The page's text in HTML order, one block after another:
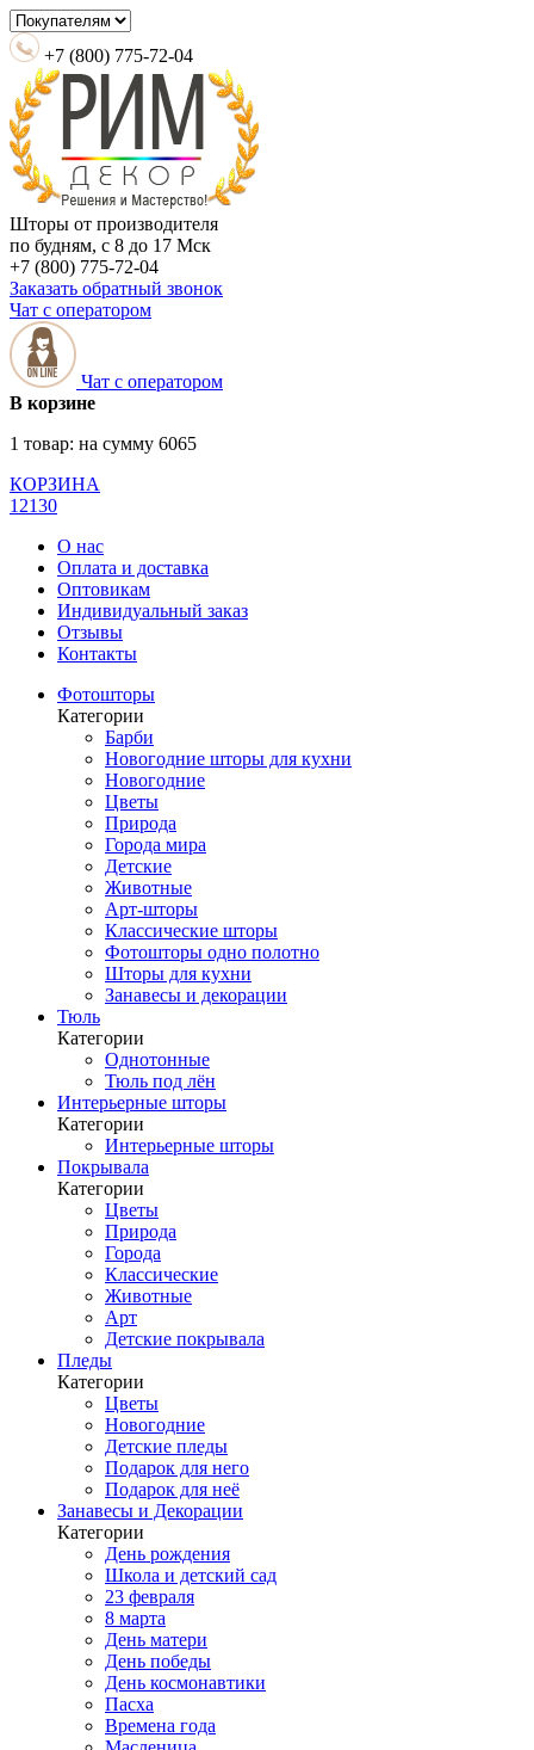
+7 (800) 775-72-04
Шторы от производителя
по будням, с 8 до 17 Мск
+7 (800) 775-72-04
Заказать обратный звонок
Чат с оператором
Чат с оператором
В корзине
1 товар: на сумму 6065
КОРЗИНА
12130
О нас
Оплата и доставка
Оптовикам
Индивидуальный заказ
Отзывы
Контакты
Фотошторы
Категории
Барби
Новогодние шторы для кухни
Новогодние
Цветы
Природа
Города мира
Детские
Животные
Арт-шторы
Классические шторы
Фотошторы одно полотно
Шторы для кухни
Занавесы и декорации
Тюль
Категории
Однотонные
Тюль под лён
Интерьерные шторы
Категории
Интерьерные шторы
Покрывала
Категории
Цветы
Природа
Города
Классические
Животные
Арт
Детские покрывала
Пледы
Категории
Цветы
Новогодние
Детские пледы
Подарок для него
Подарок для неё
Занавесы и Декорации
Категории
День рождения
Школа и детский сад
23 февраля
8 марта
День матери
День победы
День космонавтики
Пасха
Времена года